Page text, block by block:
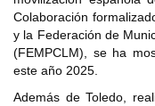
Colaboración
y la Federación de
(FEMPCLM), se ha
este año 2025.
Además de Toledo,